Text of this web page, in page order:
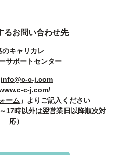
るお問い合わせ先
のキャリカレ
サポートセンター
info@c-c-j.com
c-j.com/
ーム 」よりご記入ください
17時以外は翌営業日以降順次対
応）